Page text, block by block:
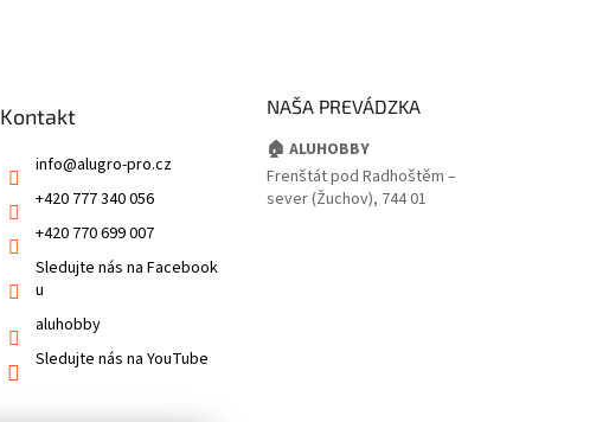
Kontakt
info@alugro-pro.cz
+420 777 340 056
+420 770 699 007
Sledujte nás na Facebook
u
aluhobby
Sledujte nás na YouTube
NAŠA PREVÁDZKA
🏠 ALUHOBBY
Frenštát pod Radhoštěm –
sever (Žuchov), 744 01